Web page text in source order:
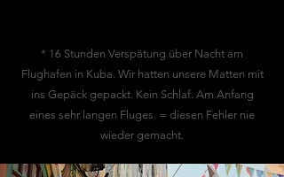
* 16 Stunden Verspätung über Nacht am
Flughafen in Kuba. Wir hatten unsere Matten mit
ins Gepäck gepackt. Kein Schlaf. Am Anfang
eines sehr langen Fluges. = diesen Fehler nie
wieder gemacht.